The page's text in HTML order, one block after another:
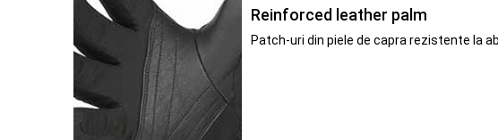
Reinforced leather palm
Patch-uri din piele de capra rezistente la